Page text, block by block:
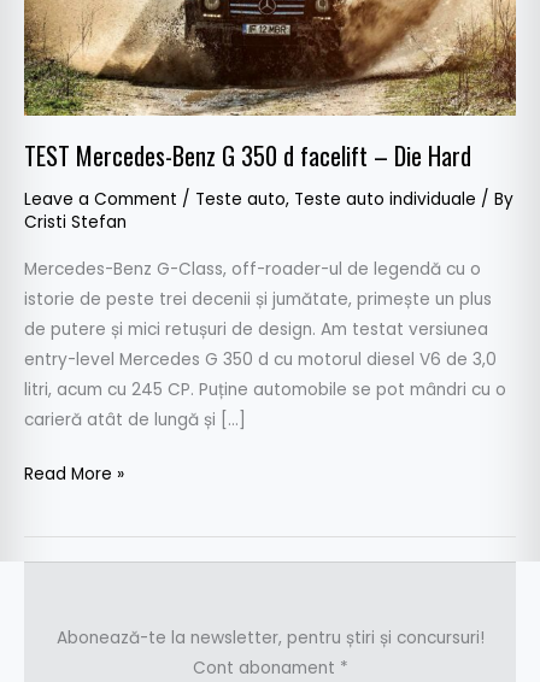
TEST Mercedes-Benz G 350 d facelift – Die Hard
Leave a Comment / Teste auto, Teste auto individuale / By
Cristi Stefan
Mercedes-Benz G-Class, off-roader-ul de legendă cu o
istorie de peste trei decenii și jumătate, primește un plus
de putere și mici retușuri de design. Am testat versiunea
entry-level Mercedes G 350 d cu motorul diesel V6 de 3,0
litri, acum cu 245 CP. Puține automobile se pot mândri cu o
carieră atât de lungă și […]
–
Die
Hard
Read More »
Abonează-te la newsletter, pentru știri și concursuri!
Cont abonament *